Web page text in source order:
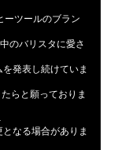
ーツールのブラン
のバリスタに愛さ
発表し続けていま
らと願っておりま
なる場合がありま